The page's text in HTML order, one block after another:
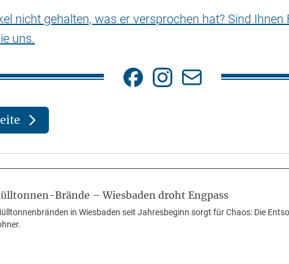
nicht gehalten, was er versprochen hat? Sind Ihnen
uns.
Brände – Wiesbaden droht Engpass
in Wiesbaden seit Jahresbeginn sorgt für Chaos: Die